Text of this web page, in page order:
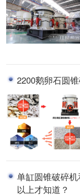
2200鹅卵石圆
单缸圆锥破碎
以上才知道？